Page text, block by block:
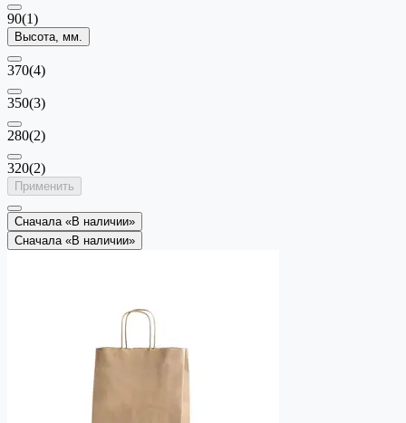
90(1)
Высота, мм.
370(4)
350(3)
280(2)
320(2)
Применить
Сначала «В наличии»
Сначала «В наличии»